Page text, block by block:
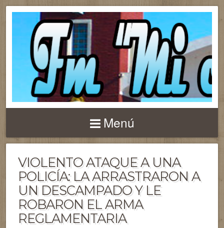
Menú
VIOLENTO ATAQUE A UNA
POLICÍA: LA ARRASTRARON A
UN DESCAMPADO Y LE
ROBARON EL ARMA
REGLAMENTARIA